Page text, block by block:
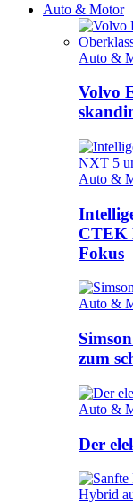
Auto & Motor
Auto &
Volvo
Auto &
CTEK
Fokus
Auto &
zum
Auto &
Der